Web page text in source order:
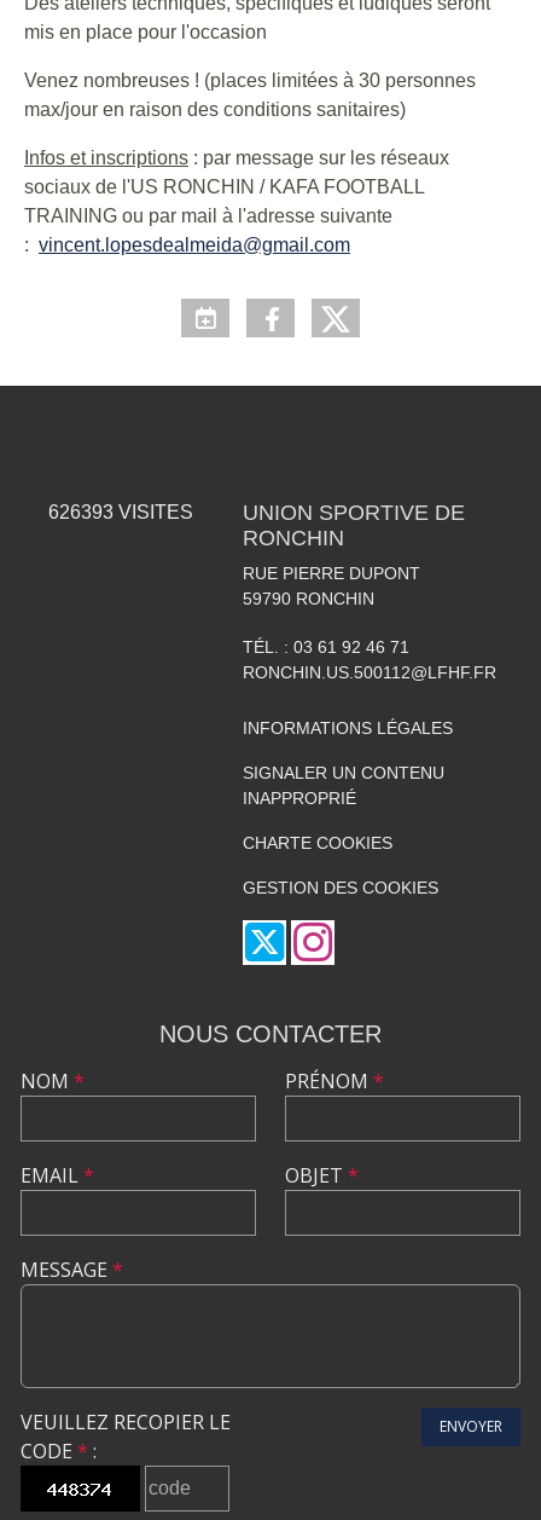
mis en place pour l'occasion
Venez nombreuses ! (places limitées à 30 personnes
max/jour en raison des conditions sanitaires)
Infos et inscriptions : par message sur les réseaux
sociaux de l'US RONCHIN / KAFA FOOTBALL
TRAINING ou par mail à l'adresse suivante
: vincent.lopesdealmeida@gmail.com
626393 VISITES
UNION SPORTIVE DE
RONCHIN
RUE PIERRE DUPONT
59790 RONCHIN
TÉL. : 03 61 92 46 71
RONCHIN.US.500112@LFHF.FR
INFORMATIONS LÉGALES
SIGNALER UN CONTENU
INAPPROPRIÉ
CHARTE COOKIES
GESTION DES COOKIES
NOUS CONTACTER
NOM *
EMAIL*
PRÉNOM *
OBJET *
MESSAGE *
VEUILLEZ RECOPIER LE
CODE * :
ENVOYER